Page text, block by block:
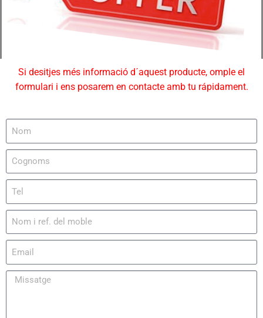
Si desitjes més informació d´aquest producte, omple el
formulari i ens posarem en contacte amb tu rápidament.